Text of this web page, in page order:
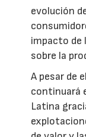
evolución
impacto de
sobre la
A pesar de
continuará
Latina